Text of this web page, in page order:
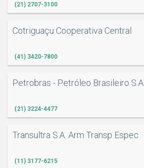
(21) 2707-3100
Cotriguaçu Cooperativa Central
(41) 3420-7800
Petrobras - Petróleo Brasileiro S.A.
(21) 3224-4477
Transultra S.A. Arm Transp Espec
(11) 3177-6215